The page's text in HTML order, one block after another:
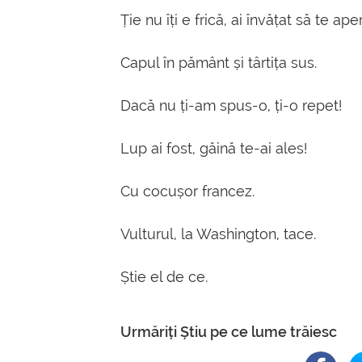
Ție nu îți e frică, ai învățat să te
Capul în pământ și târtița sus.
Dacă nu ți-am spus-o, ți-o repet!
Lup ai fost, găină te-ai ales!
Cu cocușor francez.
Vulturul, la Washington, tace.
Știe el de ce.
Urmăriți Știu pe ce lume trăiesc